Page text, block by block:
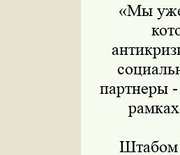
«Мы уже
партнеры
Штабом